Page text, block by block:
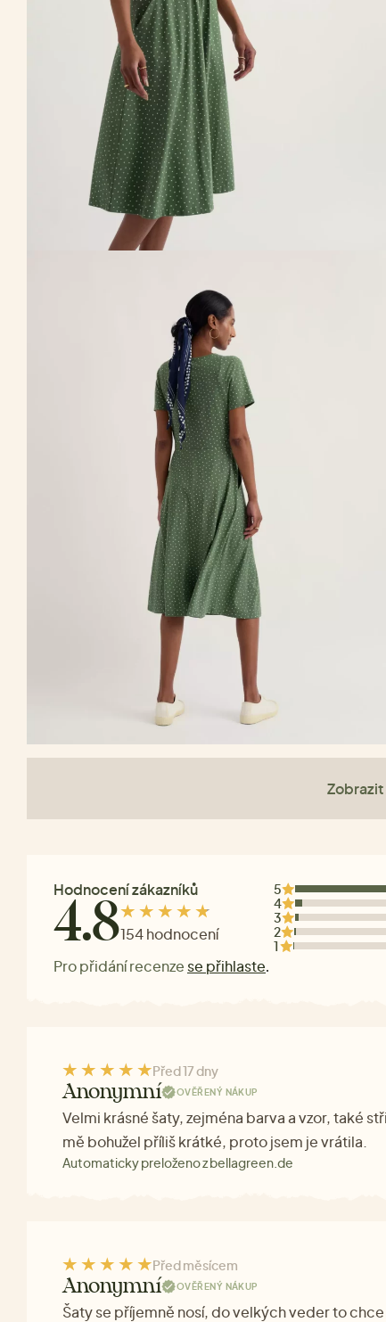
Hodnocení zákazníků
4.8154 hodnocení
Pro přidání recenze se přihlaste.
5
4
3
2
1
Před 17 dny
Anonymní OVĚŘENÝ NÁKUP
Velmi krásné šaty, zejména barva a vzor, také
mě bohužel příliš krátké, proto jsem je vrátila.
Automaticky preloženo z bellagreen.de
Před měsícem
Anonymní OVĚŘENÝ NÁKUP
Šaty se příjemně nosí, do velkých veder to chce